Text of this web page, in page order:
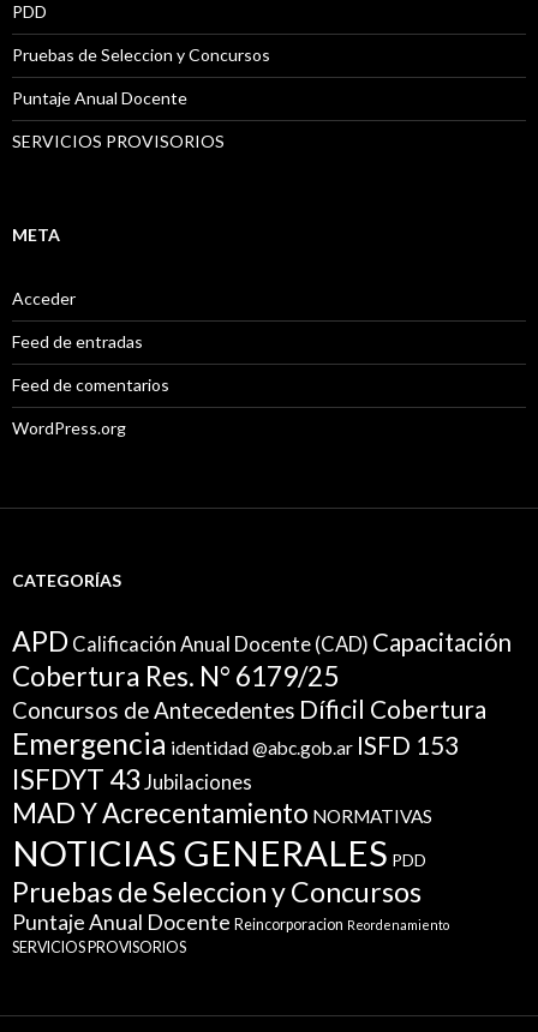
PDD
Pruebas de Seleccion y Concursos
Puntaje Anual Docente
SERVICIOS PROVISORIOS
META
Acceder
Feed de entradas
Feed de comentarios
WordPress.org
CATEGORÍAS
APD Calificación Anual Docente (CAD) Capacitación
Cobertura Res. N° 6179/25
Concursos de Antecedentes Díficil Cobertura
Emergencia identidad @abc.gob.ar ISFD 153
ISFDYT 43 Jubilaciones
MAD Y Acrecentamiento NORMATIVAS
NOTICIAS GENERALES PDD
Pruebas de Seleccion y Concursos
Puntaje Anual Docente Reincorporacion Reordenamiento
SERVICIOS PROVISORIOS